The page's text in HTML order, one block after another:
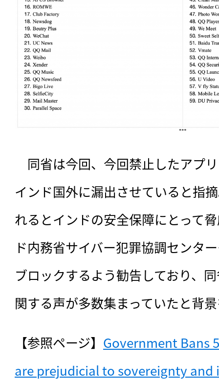
同省は今回、今回禁止したアプ
インド国外に漏出させていると指
れるとインドの安全保障にとって
ド内務省サイバー犯罪協調センタ
ブロックするよう勧告しており、
関する声が多数集まっていたと背
【参照ページ】 Government Bans
are prejudicial to sovereignty